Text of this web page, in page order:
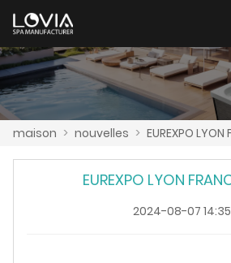
maison > nouvelles > EUREXPO
EUREXPO LYON
2024-08-07 14:35